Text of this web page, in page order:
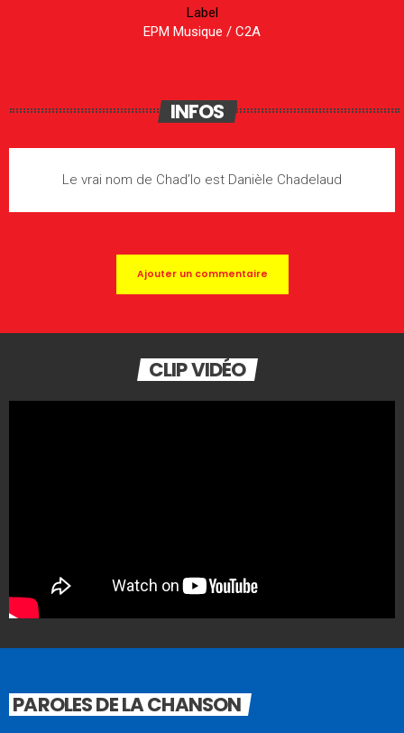
Label
EPM Musique / C2A
INFOS
Le vrai nom de Chad’lo est Danièle Chadelaud
Ajouter un commentaire
CLIP VIDÉO
PAROLES DE LA CHANSON